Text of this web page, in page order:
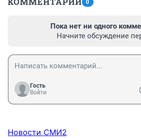
0
Пока нет ни одного
Начните обсуждение
Гость
Войти
Новости СМИ2